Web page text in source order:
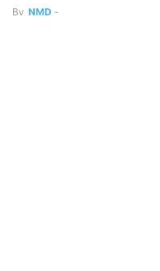
By NMD -